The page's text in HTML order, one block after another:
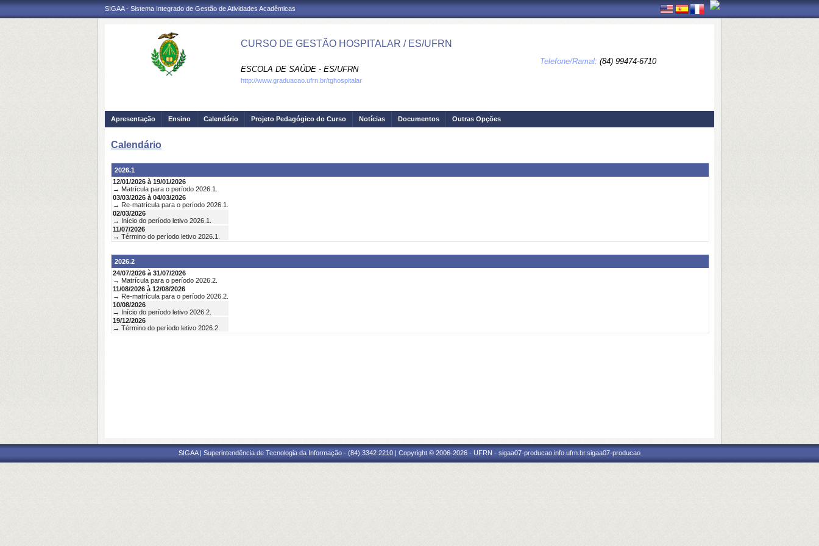
SIGAA - Sistema Integrado de Gestão de Atividades Acadêmicas
CURSO DE GESTÃO HOSPITALAR / ES/UFRN
ESCOLA DE SAÚDE - ES/UFRN
Telefone/Ramal: (84) 99474-6710
http://www.graduacao.ufrn.br/tghospitalar
Apresentação Ensino Calendário Projeto Pedagógico do Curso Notícias Documentos Outras Opções
Calendário
2026.1
12/01/2026 à 19/01/2026
→ Matrícula para o período 2026.1.
03/03/2026 à 04/03/2026
→ Re-matrícula para o período 2026.1.
02/03/2026
→ Início do período letivo 2026.1.
11/07/2026
→ Término do período letivo 2026.1.
2026.2
24/07/2026 à 31/07/2026
→ Matrícula para o período 2026.2.
11/08/2026 à 12/08/2026
→ Re-matrícula para o período 2026.2.
10/08/2026
→ Início do período letivo 2026.2.
19/12/2026
→ Término do período letivo 2026.2.
SIGAA | Superintendência de Tecnologia da Informação - (84) 3342 2210 | Copyright © 2006-2026 - UFRN - sigaa07-producao.info.ufrn.br.sigaa07-producao